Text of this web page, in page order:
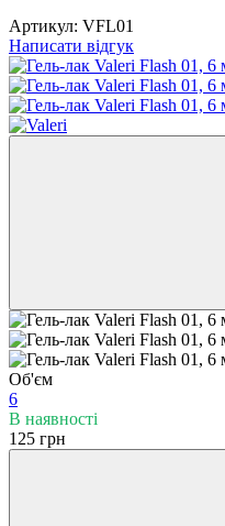
Артикул: VFL01
Написати відгук
Об'єм
6
В наявності
125 грн